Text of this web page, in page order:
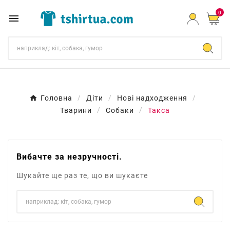
 0
Головна Діти
Нові надходження
Тварини
Собаки Такса
Вибачте за незручності.
Шукайте ще раз те, що ви шукаєте